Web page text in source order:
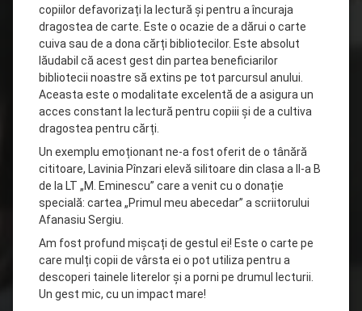
copiilor defavorizați la lectură și pentru a încuraja
dragostea de carte. Este o ocazie de a dărui o carte
cuiva sau de a dona cărți bibliotecilor. Este absolut
lăudabil că acest gest din partea beneficiarilor
bibliotecii noastre să extins pe tot parcursul anului.
Aceasta este o modalitate excelentă de a asigura un
acces constant la lectură pentru copiii și de a cultiva
dragostea pentru cărți.
Un exemplu emoționant ne-a fost oferit de o tânără
cititoare, Lavinia Pînzari elevă silitoare din clasa a II-a B
de la LT „M. Eminescu” care a venit cu o donație
specială: cartea „Primul meu abecedar” a scriitorului
Afanasiu Sergiu.
Am fost profund mișcați de gestul ei! Este o carte pe
care mulți copii de vârsta ei o pot utiliza pentru a
descoperi tainele literelor și a porni pe drumul lecturii.
Un gest mic, cu un impact mare!